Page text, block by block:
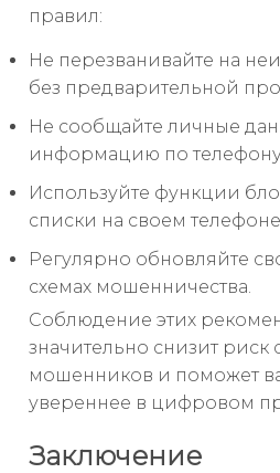
правил:
Не перезванивайте на
без предварительной
Не сообщайте личные
информацию по
Используйте функции
списки на своем
Регулярно обновляйте
схемах мошенничества.
Соблюдение этих
значительно снизит риск
мошенников и поможет
увереннее в цифровом
Заключение